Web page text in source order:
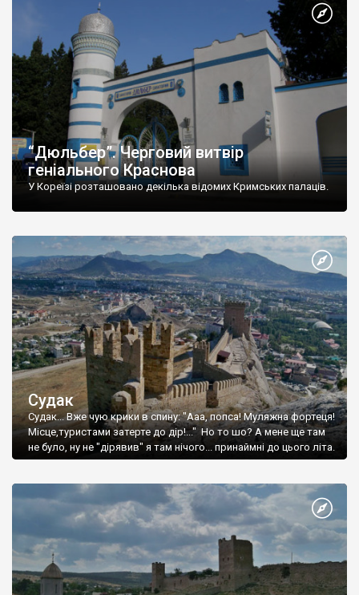
“Дюльбер”. Черговий витвір
геніального Краснова
У Кореїзі розташовано декілька відомих Кримських палаців.
Судак
Судак... Вже чую крики в спину: "Ааа, попса! Муляжна фортеця!
Місце,туристами затерте до дір!..." Но то шо? А мене ще там
не було, ну не "дірявив" я там нічого... принаймні до цього літа.